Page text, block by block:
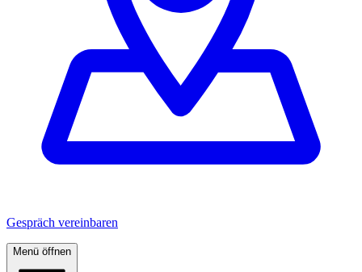
Gespräch vereinbaren
Menü öffnen